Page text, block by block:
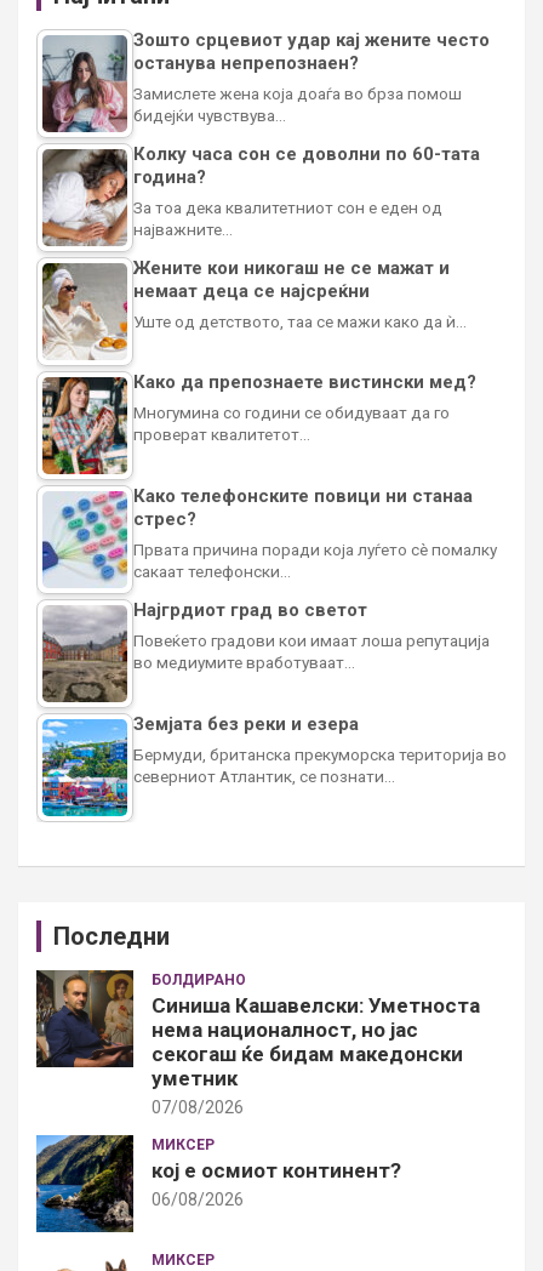
Зошто срцевиот удар кај жените често
останува непрепознаен?
Замислете жена која доаѓа во брза помош
бидејќи чувствува…
Колку часа сон се доволни по 60-тата
година?
За тоа дека квалитетниот сон е еден од
најважните…
Жените кои никогаш не се мажат и
немаат деца се најсреќни
Уште од детството, таа се мажи како да ѝ…
Како да препознаете вистински мед?
Многумина со години се обидуваат да го
проверат квалитетот…
Како телефонските повици ни станаа
стрес?
Првата причина поради која луѓето сè помалку
сакаат телефонски…
Најгрдиот град во светот
Повеќето градови кои имаат лоша репутација
во медиумите вработуваат…
Земјата без реки и езера
Бермуди, британска прекуморска територија во
северниот Атлантик, се познати…
Последни
БОЛДИРАНО
Синиша Кашавелски: Уметноста
нема националност, но јас
секогаш ќе бидам македонски
уметник
07/08/2026
МИКСЕР
кој е осмиот континент?
06/08/2026
МИКСЕР